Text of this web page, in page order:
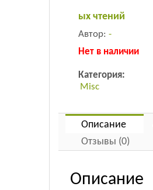
ых чтений
Автор: -
Нет в наличии
Категория:
Misc
Описание
Отзывы (0)
Описание